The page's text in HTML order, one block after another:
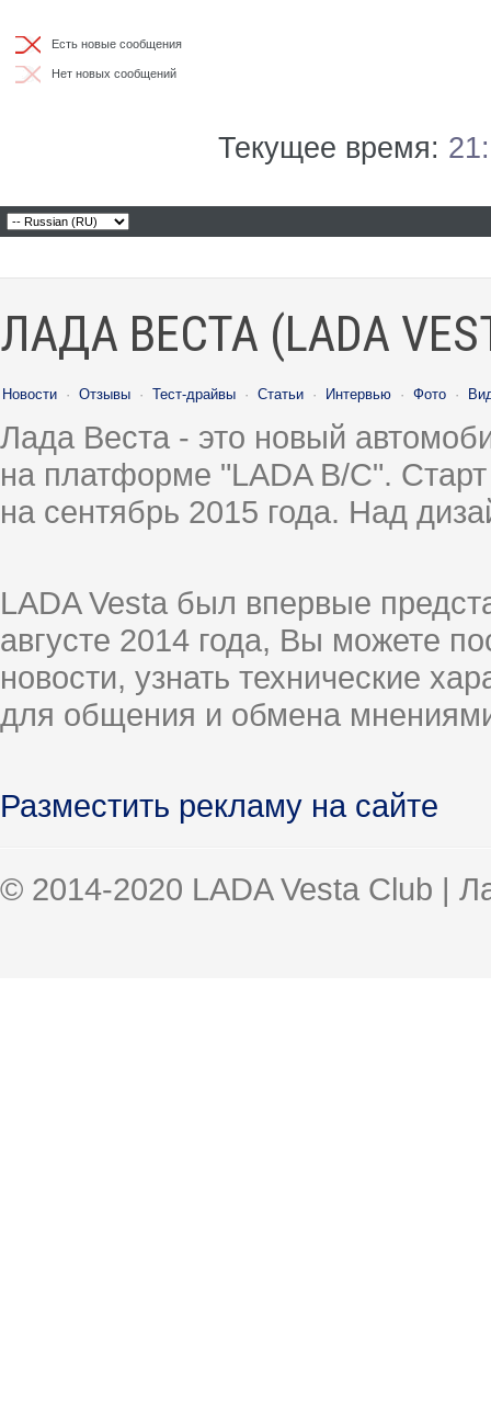
Есть новые сообщения
Нет новых сообщений
Текущее время:
ЛАДА ВЕСТА (LADA
Новости · Отзывы · Тест-драйвы · Статьи · Интервью · Фото ·
Лада Веста - это новый
на платформе "LADA B/C".
на сентябрь 2015 года. Над
LADA Vesta был впервые
августе 2014 года, Вы можете
новости, узнать технические
для общения и обмена
Разместить рекламу на сайте
© 2014-2020 LADA Vesta Club |